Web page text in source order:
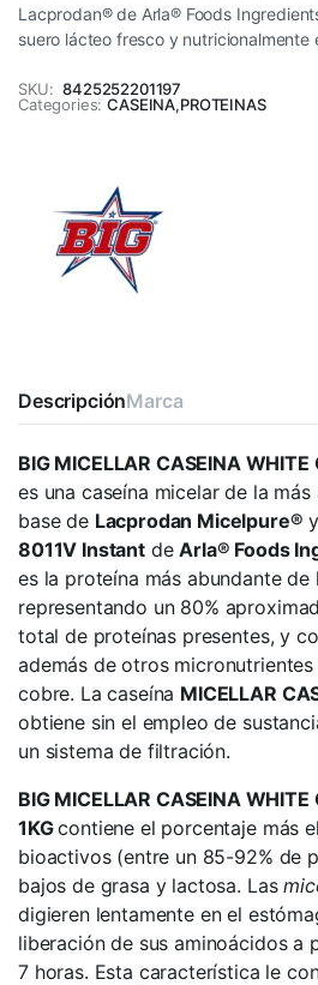
Lacprodan® de Arla® Foods
suero lácteo fresco y nutricionalmente
SKU: 8425252201197
Categories: CASEINA,PROTEINAS
DescripciónMarca
BIG MICELLAR CASEINA WHITE
es una caseína micelar de la
base de Lacprodan Micelpure® y
8011V InstantdeArla® Foods
es la proteína más abundante de
representando un 80%
total de proteínas presentes, y
además de otros
cobre. La caseína MICELLAR
obtiene sin el empleo de
un sistema de filtración.
BIG MICELLAR CASEINA WHITE
1KGcontiene el porcentaje más
bioactivos (entre un 85-92% de
bajos de grasa y lactosa. Las
digieren lentamente en el
liberación de sus aminoácidos a
7 horas. Esta característica le